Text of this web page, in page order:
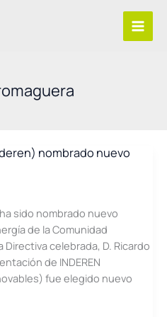
nombrado nuevo
sido nombrado nuevo
de la Comunidad
Directiva celebrada, D. Ricardo
de INDEREN
fue elegido nuevo